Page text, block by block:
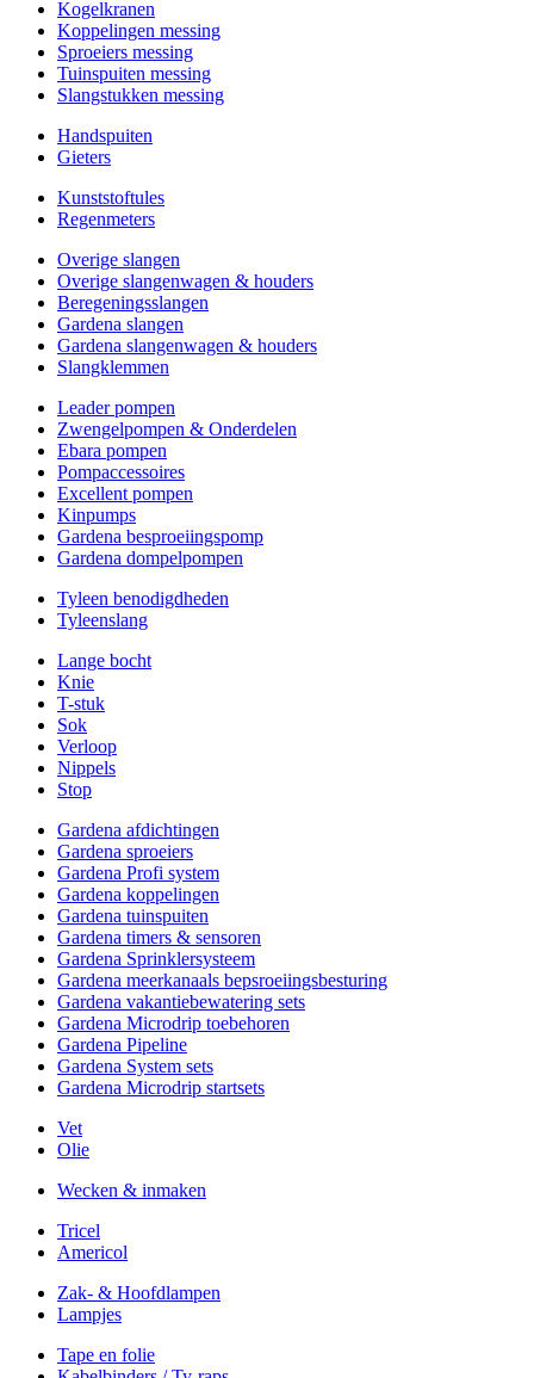
Kogelkranen
Koppelingen messing
Sproeiers messing
Tuinspuiten messing
Slangstukken messing
Handspuiten
Gieters
Kunststoftules
Regenmeters
Overige slangen
Overige slangenwagen & houders
Beregeningsslangen
Gardena slangen
Gardena slangenwagen & houders
Slangklemmen
Leader pompen
Zwengelpompen & Onderdelen
Ebara pompen
Pompaccessoires
Excellent pompen
Kinpumps
Gardena besproeiingspomp
Gardena dompelpompen
Tyleen benodigdheden
Tyleenslang
Lange bocht
Knie
T-stuk
Sok
Verloop
Nippels
Stop
Gardena afdichtingen
Gardena sproeiers
Gardena Profi system
Gardena koppelingen
Gardena tuinspuiten
Gardena timers & sensoren
Gardena Sprinklersysteem
Gardena meerkanaals bepsroeiingsbesturing
Gardena vakantiebewatering sets
Gardena Microdrip toebehoren
Gardena Pipeline
Gardena System sets
Gardena Microdrip startsets
Vet
Olie
Wecken & inmaken
Tricel
Americol
Zak- & Hoofdlampen
Lampjes
Tape en folie